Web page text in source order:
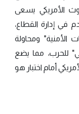
الأمريكي يسعى
إدارة القطاع،
الأمنية" ومحاولة
للحرب، مما يضع
أمام اختبار هو